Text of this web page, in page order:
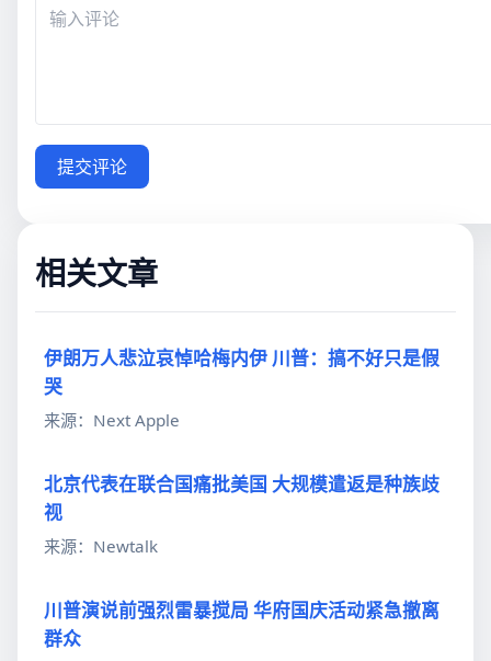
提交评论
相关文章
伊朗万人悲泣哀悼哈梅内伊 川普：搞不好只是假
哭
来源：Next Apple
北京代表在联合国痛批美国 大规模遣返是种族歧
视
来源：Newtalk
川普演说前强烈雷暴搅局 华府国庆活动紧急撤离
群众